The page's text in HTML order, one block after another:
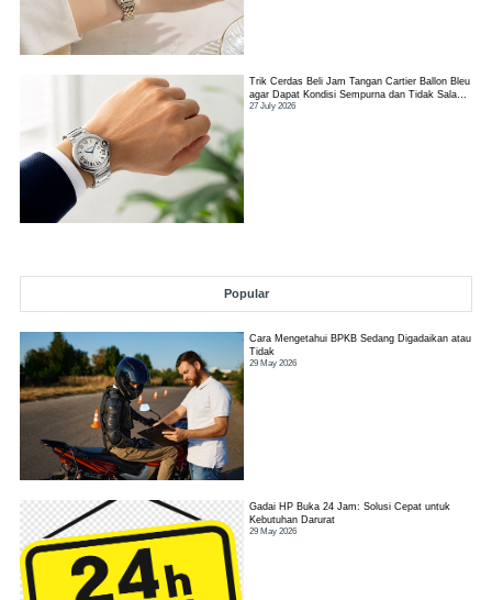
Trik Cerdas Beli Jam Tangan Cartier Ballon Bleu
agar Dapat Kondisi Sempurna dan Tidak Salah
Pilih
27 July 2026
Popular
Cara Mengetahui BPKB Sedang Digadaikan atau
Tidak
29 May 2026
Gadai HP Buka 24 Jam: Solusi Cepat untuk
Kebutuhan Darurat
29 May 2026